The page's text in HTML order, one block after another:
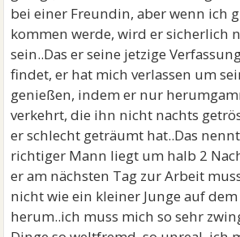
bei einer Freundin, aber wenn ich
kommen werde, wird er sicherlich
sein..Das er seine jetzige
findet, er hat mich verlassen um
genießen, indem er nur
verkehrt, die ihn nicht nachts
er schlecht geträumt hat..Das
richtiger Mann liegt um halb 2
er am nächsten Tag zur Arbeit
nicht wie ein kleiner Junge auf
herum..ich muss mich so sehr